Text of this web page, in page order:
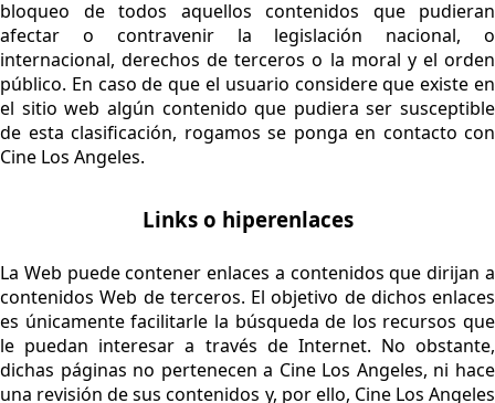
bloqueo de todos aquellos contenidos que pudieran
afectar o contravenir la legislación nacional, o
internacional, derechos de terceros o la moral y el orden
público. En caso de que el usuario considere que existe en
el sitio web algún contenido que pudiera ser susceptible
de esta clasificación, rogamos se ponga en contacto con
Cine Los Angeles.
Links o hiperenlaces
La Web puede contener enlaces a contenidos que dirijan a
contenidos Web de terceros. El objetivo de dichos enlaces
es únicamente facilitarle la búsqueda de los recursos que
le puedan interesar a través de Internet. No obstante,
dichas páginas no pertenecen a Cine Los Angeles, ni hace
una revisión de sus contenidos y, por ello, Cine Los Angeles